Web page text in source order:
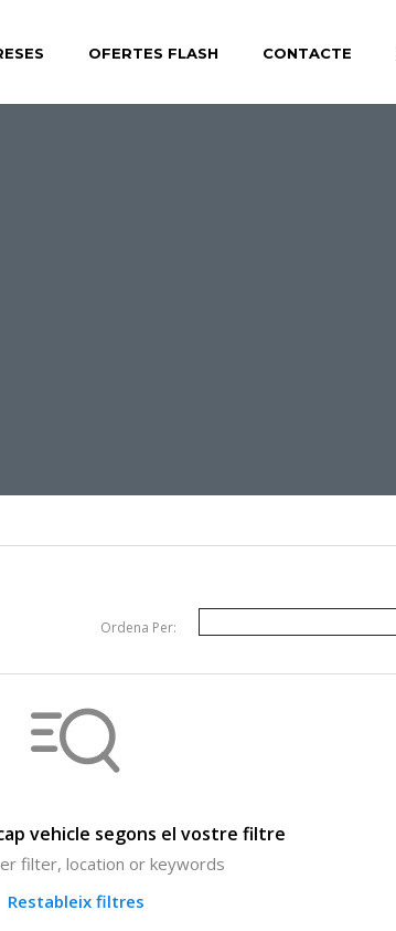
OFERTES FLASH CONTACTE
Ordena Per:
vehicle segons el vostre filtre
filter, location or keywords
Restableix filtres